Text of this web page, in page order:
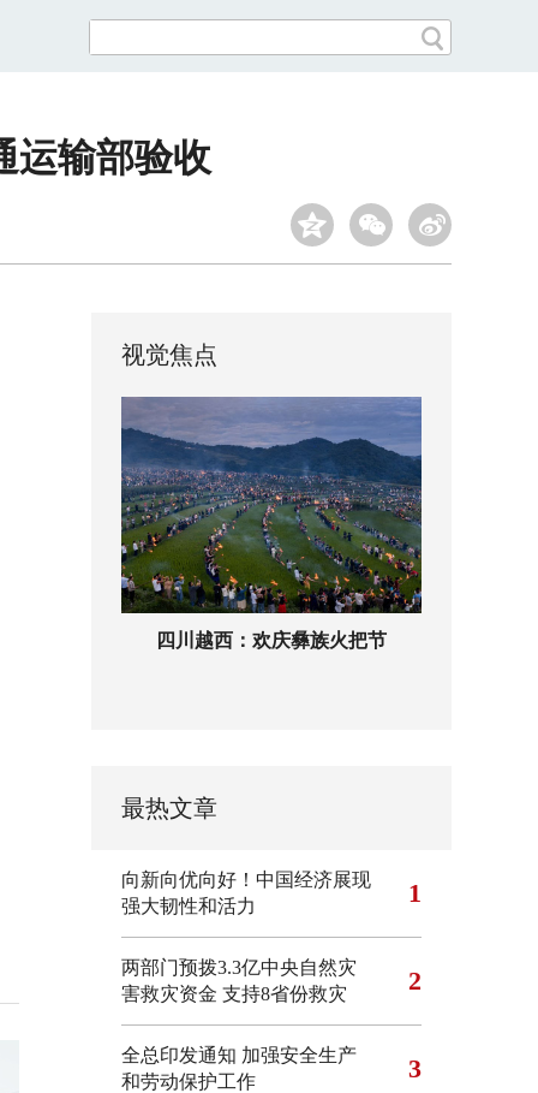
运输部验收
视觉焦点
四川越西：欢庆彝族火把节
最热文章
向新向优向好！中国经济展现
强大韧性和活力
1
两部门预拨3.3亿中央自然灾
害救灾资金 支持8省份救灾
2
全总印发通知 加强安全生产
和劳动保护工作
3